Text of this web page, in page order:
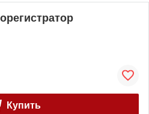
Купить